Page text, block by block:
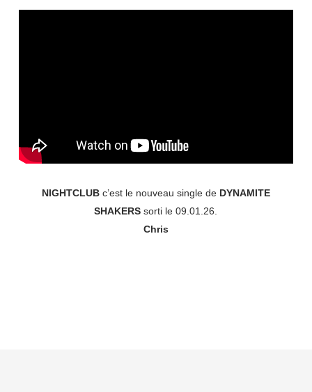
NIGHTCLUB c’est le nouveau single deDYNAMITE
SHAKERSsorti le 09.01.26.
Chris